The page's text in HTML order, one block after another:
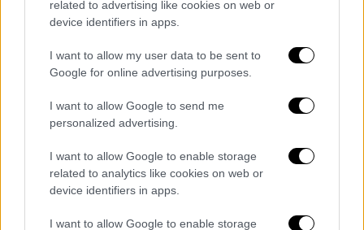
related to advertising like cookies on web or
device identifiers in apps.
I want to allow my user data to be sent to
Google for online advertising purposes.
I want to allow Google to send me
personalized advertising.
I want to allow Google to enable storage
related to analytics like cookies on web or
device identifiers in apps.
I want to allow Google to enable storage
δάπεδα ολόκληρου του διαμερίσματος είναι
δρύινα. Η κουζίνα διαθέτει ιταλικά
ντουλάπια βαλκουκίνης, ψυγείο και χώρο
αποθήκευσης κρασιού, φούρνο και πλυντήριο
Το κυρίως υπνοδωμάτιο διαθέτει
θερμαινόμενο δάπεδο, μπανιέρα, ντους και
πολυτελή φωτιστικά και νιπτήρα. Και τα
άλλα δωμάτια διαθέτουν ιδιωτικό μπάνιο,